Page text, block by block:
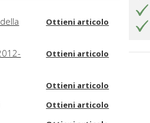
Ottieni articolo
Ottieni articolo
Ottieni articolo
Ottieni articolo